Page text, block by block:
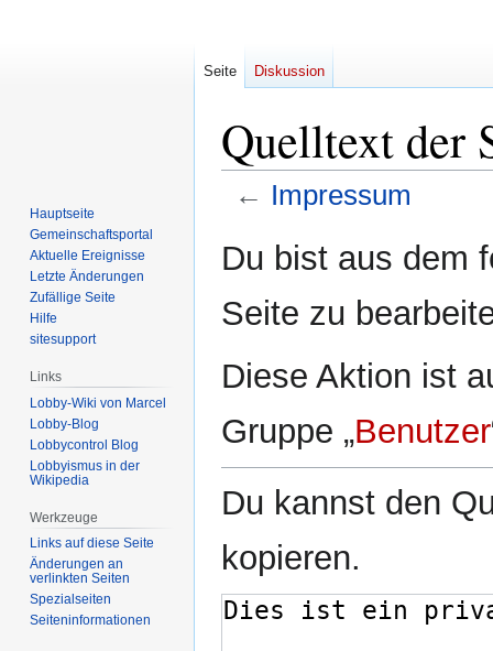
Quelltext der
← Impressum
Navigation
Suche
Du bist aus dem
Seite zu
Diese Aktion ist
Gruppe „Benutzer
Du kannst den
kopieren.
Seite Diskussion
Hauptseite
Gemeinschafts­portal
Aktuelle Ereignisse
Letzte Änderungen
Zufällige Seite
Hilfe
sitesupport
Links
Lobby-Wiki von Marcel
Lobby-Blog
Lobbycontrol Blog
Lobbyismus in der
Wikipedia
Werkzeuge
Links auf diese Seite
Änderungen an
verlinkten Seiten
Spezialseiten
Seiten­­informationen